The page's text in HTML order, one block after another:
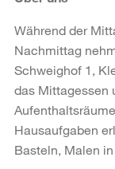
Während der
Nachmittag
Schweighof 1,
das Mittagessen
Hausaufgaben
Basteln, Malen